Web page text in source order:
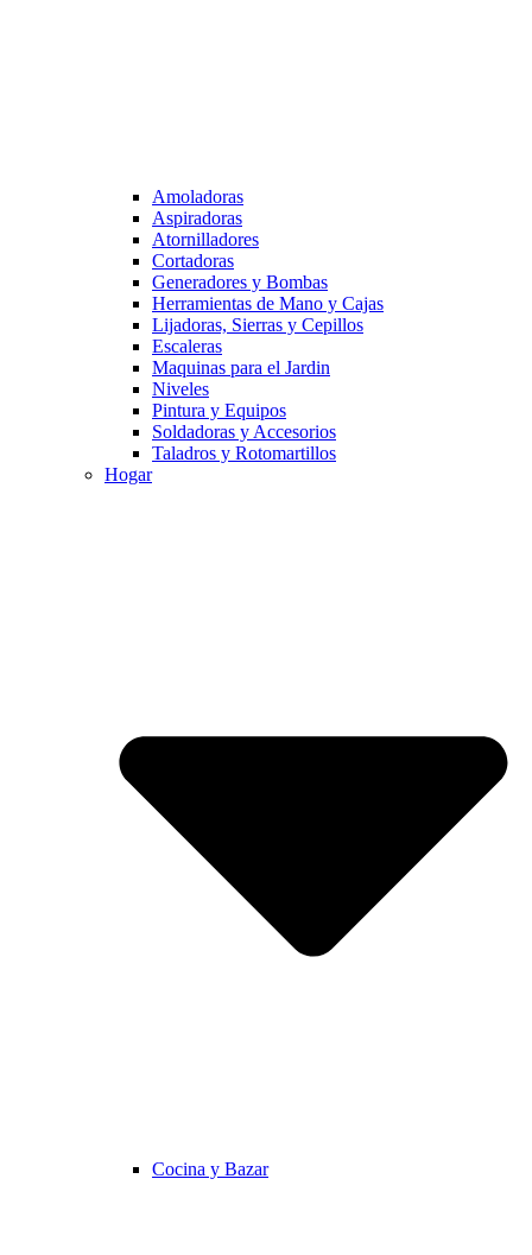
Amoladoras
Aspiradoras
Atornilladores
Cortadoras
Generadores y Bombas
Herramientas de Mano y Cajas
Lijadoras, Sierras y Cepillos
Escaleras
Maquinas para el Jardin
Niveles
Pintura y Equipos
Soldadoras y Accesorios
Taladros y Rotomartillos
Hogar
Cocina y Bazar